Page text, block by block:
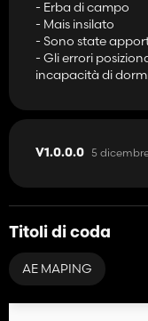
- Erba di campo
- Mais insilato
- Sono state
- Gli errori
incapacità di
V1.0.0.0 5
Titoli di coda
AE MAPING